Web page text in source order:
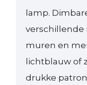
lamp.
verschillende
muren en
lichtblauw of
drukke